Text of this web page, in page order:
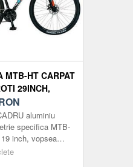
MTB-HT CARPAT
29INCH,
FRANE
DISC, 24 VITEZE
aluminiu
specifica MTB-
inch, vopsea
negru/albastru